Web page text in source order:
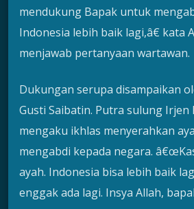
mendukung Bapak untuk
Indonesia lebih baik lagi,â€ kata
menjawab pertanyaan wartawan.
Dukungan serupa disampaikan
Gusti Saibatin. Putra sulung Irjen
mengaku ikhlas menyerahkan
mengabdi kepada negara.
ayah. Indonesia bisa lebih baik
enggak ada lagi. Insya Allah,